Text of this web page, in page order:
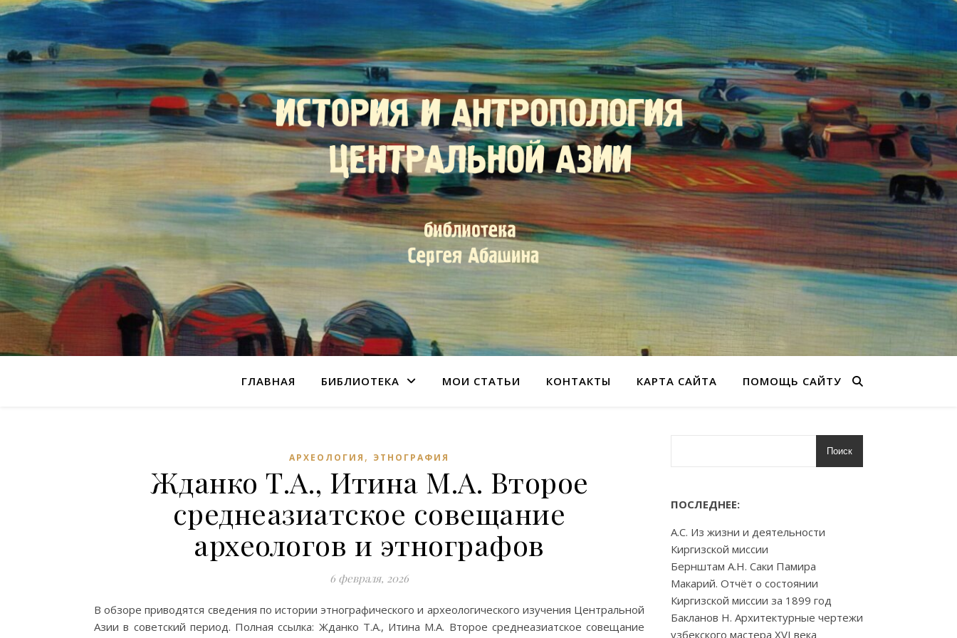
ГЛАВНАЯ БИБЛИОТЕКА МОИ СТАТЬИ КОНТАКТЫ КАРТА САЙТА ПОМОЩЬ САЙТУ
АРХЕОЛОГИЯ , ЭТНОГРАФИЯ
Жданко Т.А., Итина М.А. Второе
среднеазиатское совещание
археологов и этнографов
6 февраля, 2026
В обзоре приводятся сведения по истории этнографического и археологического изучения Центральной
Азии в советский период. Полная ссылка: Жданко Т.А., Итина М.А. Второе среднеазиатское совещание
Поиск
ПОСЛЕДНЕЕ:
А.С. Из жизни и деятельности
Киргизской миссии
Бернштам А.Н. Саки Памира
Макарий. Отчёт о состоянии
Киргизской миссии за 1899 год
Бакланов Н. Архитектурные чертежи
узбекского мастера XVI века